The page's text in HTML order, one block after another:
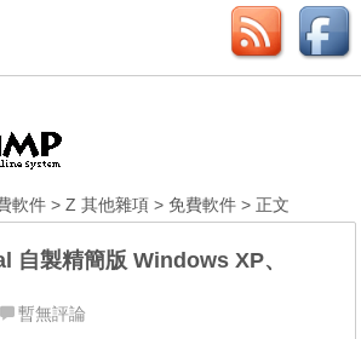
軟件 >Z 其他雜項 >免費軟件 > 正文
自製精簡版 Windows XP、
暫無評論